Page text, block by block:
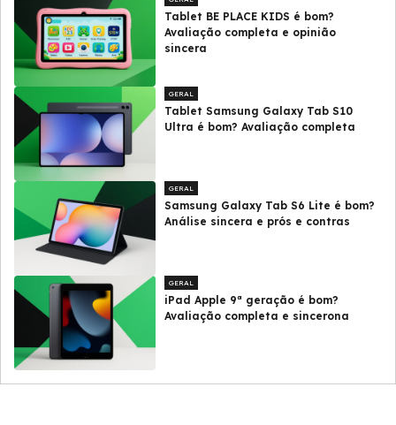
Tablet BE PLACE KIDS é bom?
Avaliação completa e opinião
sincera
GERAL
Tablet Samsung Galaxy Tab S10
Ultra é bom? Avaliação completa
GERAL
Samsung Galaxy Tab S6 Lite é bom?
Análise sincera e prós e contras
GERAL
iPad Apple 9ª geração é bom?
Avaliação completa e sincerona